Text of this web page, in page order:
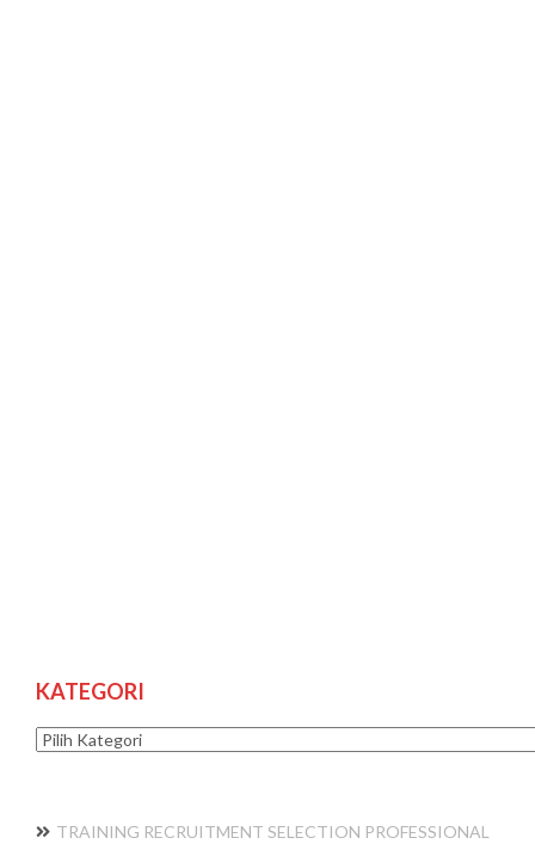
KATEGORI
Kategori
TRAINING RECRUITMENT SELECTION PROFESSIONAL